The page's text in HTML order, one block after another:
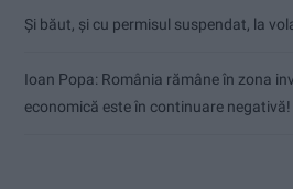
Și băut, și cu permisul suspendat, la
Ioan Popa: România rămâne în zona
economică este în continuare negativă!